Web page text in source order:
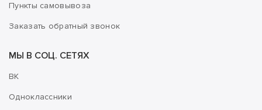
Пункты самовывоза
Заказать обратный звонок
МЫ В СОЦ. СЕТЯХ
ВК
Одноклассники